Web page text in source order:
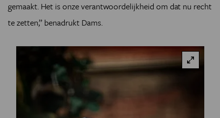
gemaakt. Het is onze verantwoordelijkheid om dat nu recht
te zetten,” benadrukt Dams.